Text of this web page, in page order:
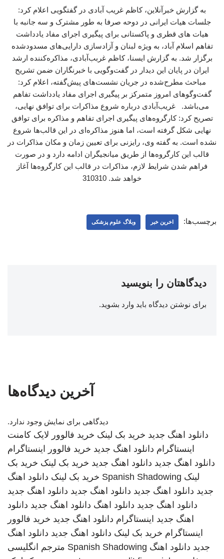
به گزارش خبرآنلاین، کاظم غریب آبادی در گفتگویی اعلام کرد:
جلسات هیات ایرانی در دوحه صرفا به طور مشترک و سه جانبه با
هیات های قطری و پاکستانی برای پیگیری اجرای مفاد یادداشت
تفاهم اسلام آباد، به ویژه لبنان و آزادسازی دارایی‌های مسدودشده
برگزار شد. به گزارش ایسنا، کاظم غربب‌آبادی، مذاکره‌کننده ارشد
ایران در پایان این دیدار در گفت‌وگویی با خبرنگاران ضمن تشریح
مباحث مطرح‌شده در جریان نشست‌های پیش‌گفته، اعلام کرد:
گفت‌وگوهای امروز متمرکز بر پیگیری اجرای مفاد یادداشت تفاهم
می‌باشد. غریب‌آبادی درباره شروع مذاکرات برای توافق نهایی،
تصریح کرد: کارگروه‌های پیگیری اجرای تفاهم و مذاکره برای توافق
نهایی شکل گرفته است، اما هنوز مذاکره‌ای در این قالب‌ها شروع
نشده است. به گفته وی، رایزنی برای تعیین زمان و مکان مذاکرات در
قالب این کارگروه‌ها از طریق میانجیگران ادامه دارد و در صورت
فراهم شدن شرایط لازم، مذاکرات در قالب این کارگروه‌ها آغاز
خواهد شد. 310310
برچسب‌ها: اخرین خبر وبلاگ علوم پزشکی
دیدگاهتان را بنویسید
برای نوشتن دیدگاه باید وارد بشوید.
آخرین دیدگاه‌ها
دیدگاهی برای نمایش وجود ندارد.
دانلود اهنگ جدید خرید بک لینک خرید فالوور لایک کامنت
اینستاگرام دانلود اهنگ جدید خرید فالوور اینستاگرام
دانلود اهنگ جدید دانلود اهنگ جدید خرید بک لینک خرید بک
لینک Spanish Shadowing خرید بک لینک دانلود اهنگ
جدید دانلود اهنگ جدید دانلود اهنگ جدید دانلود اهنگ جدید
دانلود اهنگ جدید دانلود اهنگ دانلود اهنگ جدید دانلود
اهنگ جدید اینستاگرام دانلود اهنگ جدید خرید فالوور
اینستاگرام خرید بک لینک دانلود اهنگ جدید دانلود اهنگ
جدید دانلود اهنگ Spanish Shadowing مترجم انگلیسی